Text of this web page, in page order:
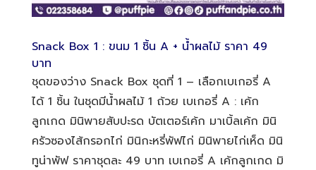
Snack Box 1 : ขนม 1 ชิ้น A + น้ำผลไม้ ราคา 49
บาท
ชุดของว่าง Snack Box ชุดที่ 1 – เลือกเบเกอรี่ A
ได้ 1 ชิ้น ในชุดมีน้ำผลไม้ 1 ถ้วย เบเกอรี่ A : เค้ก
ลูกเกด มินิพายสับปะรด บัตเตอร์เค้ก มาเบิ้ลเค้ก มินิ
ครัวซองไส้กรอกไก่ มินิกะหรี่พัฟไก่ มินิพายไก่เห็ด มินิ
ทูน่าพัฟ ราคาชุดละ 49 บาท เบเกอรี่ A เค้กลูกเกด มิ